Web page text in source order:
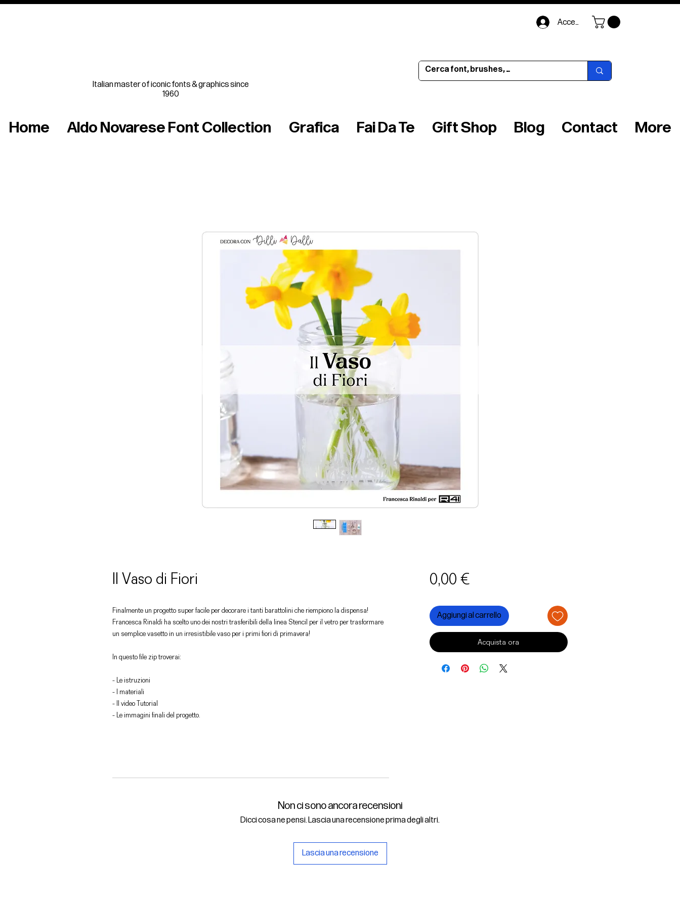
Italian master of iconic fonts & graphics since
1960
Accedi
Home Aldo Novarese Font Collection Grafica Fai Da Te Gift Shop Blog Contact More
Il Vaso di Fiori
Finalmente un progetto super facile per decorare i tanti barattolini che riempiono la dispensa!
Francesca Rinaldi ha scelto uno dei nostri trasferibili della linea Stencil per il vetro per trasformare
un semplice vasetto in un irresistibile vaso per i primi fiori di primavera!
In questo file zip troverai:
- Le istruzioni
- I materiali
- Il video Tutorial
- Le immagini finali del progetto.
0,00 €Prezzo
Aggiungi al carrello
Acquista ora
Non ci sono ancora recensioni
Dicci cosa ne pensi. Lascia una recensione prima degli altri.
Lascia una recensione